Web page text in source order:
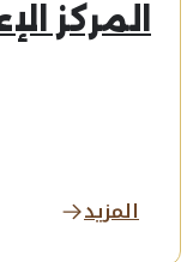
المركز
المزيد